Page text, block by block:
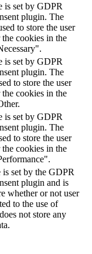
is set by GDPR
plugin. The
to store the user
cookies in the
is set by GDPR
plugin. The
to store the user
cookies in the
is set by GDPR
plugin. The
to store the user
cookies in the
set by the GDPR
plugin and is
whether or not user
to the use of
not store any